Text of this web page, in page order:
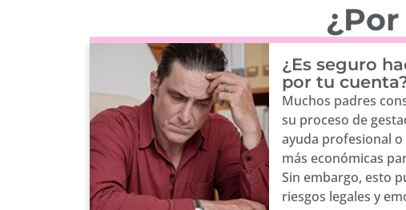
¿Es seguro
por tu
Muchos padres
su proceso de
ayuda profesional o
más económicas
Sin embargo, esto
riesgos legales y